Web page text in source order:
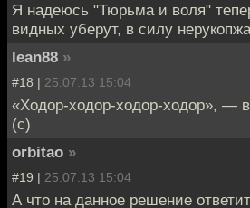
Я надеюсь "Тюрьма и воля"
видных уберут, в силу
lean88 »
#18 | 25.07.13 15:04
«Ходор-ходор-ходор-ходор», —
(с)
orbitao »
#19 | 25.07.13 15:04
А что на данное решение